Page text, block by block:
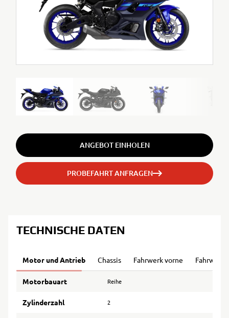
ANGEBOT EINHOLEN
PROBEFAHRT ANFRAGEN
TECHNISCHE DATEN
Motor und Antrieb Chassis Fahrwerk vorne Fahrwerk
Motorbauart Reihe
Zylinderzahl 2